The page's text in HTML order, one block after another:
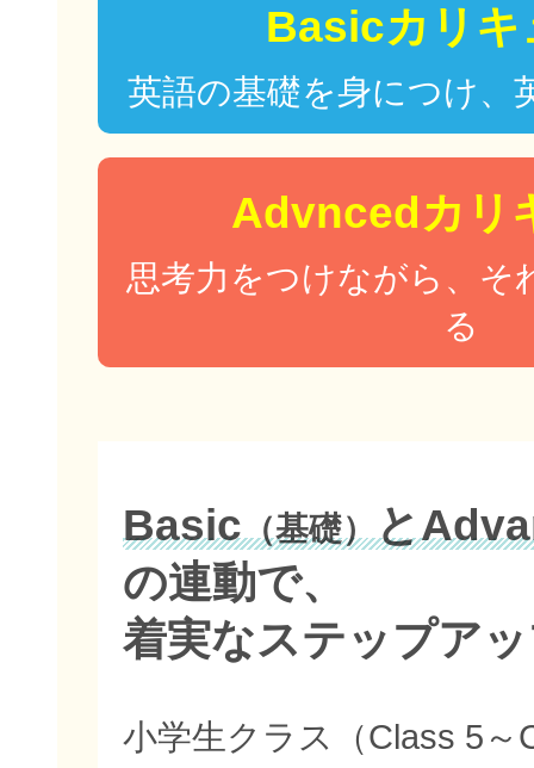
Basicカリキ
英語の基礎を身につけ、
Advncedカリ
思考力をつけながら、そ
る
Basic（基礎）と
の連動で、
着実なステップア
小学生クラス（Class 5～